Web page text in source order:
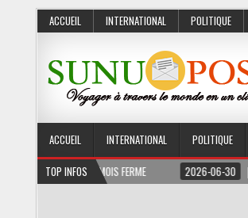
ACCUEIL INTERNATIONAL POLITIQUE
ACCUEIL INTERNATIONAL POLITIQUE
TOP INFOS
DONT 3 MOIS FERME 2026-06-30 MBOUR